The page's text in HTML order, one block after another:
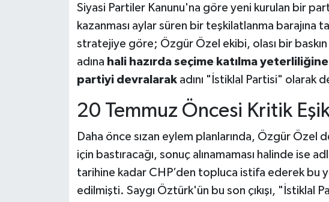
Siyasi Partiler Kanunu'na göre yeni kurulan bir
kazanması aylar süren bir teşkilatlanma barajına
stratejiye göre; Özgür Özel ekibi, olası bir baskın
adına hali hazırda seçime katılma
partiyi devralarakadını "İstiklal Partisi" olarak
20 Temmuz Öncesi Kritik
Daha önce sızan eylem planlarında, Özgür
için bastıracağı, sonuç alınamaması halinde ise
tarihine kadar CHP’den topluca istifa ederek bu
edilmişti. Saygı Öztürk'ün bu son çıkışı, "İstiklal